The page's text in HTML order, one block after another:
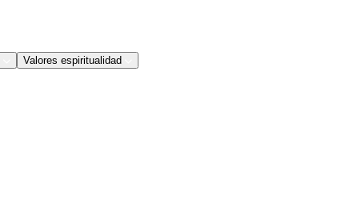
Valores espiritualidad